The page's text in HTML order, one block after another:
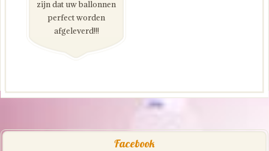
zijn dat uw ballonnen
perfect worden
afgeleverd!!!
Facebook